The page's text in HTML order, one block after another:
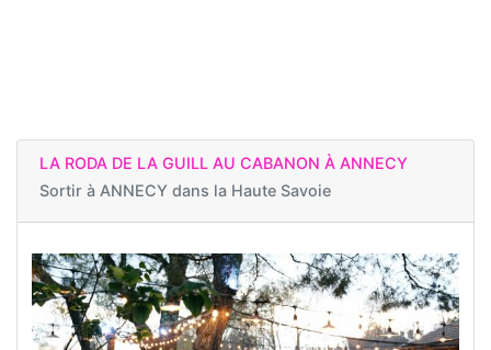
LA RODA DE LA GUILL AU CABANON À ANNECY
Sortir à ANNECY dans la Haute Savoie